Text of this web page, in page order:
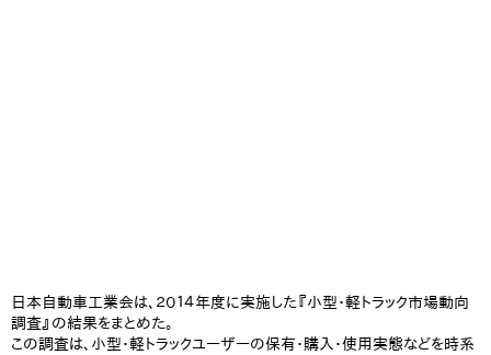
日本自動車工業会は、２０１４年度に実施した『小型・軽トラック市場動向
調査』の結果をまとめた。
この調査は、小型・軽トラックユーザーの保有・購入・使用実態などを時系